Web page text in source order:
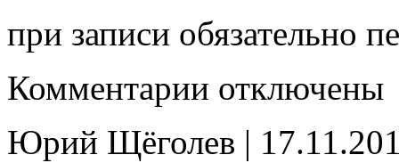
при записи обязательно
Комментарии записи
отключены
Юрий Щёголев |